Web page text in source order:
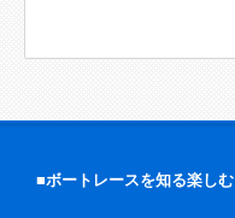
■ボートレースを知る楽しむ